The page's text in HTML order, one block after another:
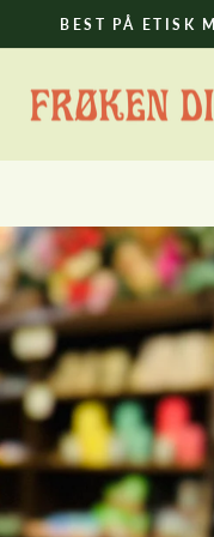
BEST PÅ ETISK